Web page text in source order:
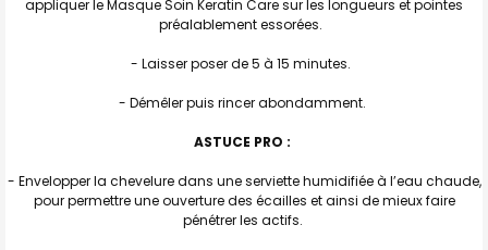
appliquer le Masque Soin Keratin Care sur les longueurs et pointes
préalablement essorées.
- Laisser poser de 5 à 15 minutes.
- Démêler puis rincer abondamment.
ASTUCE PRO :
- Envelopper la chevelure dans une serviette humidifiée à l’eau chaude,
pour permettre une ouverture des écailles et ainsi de mieux faire
pénétrer les actifs.